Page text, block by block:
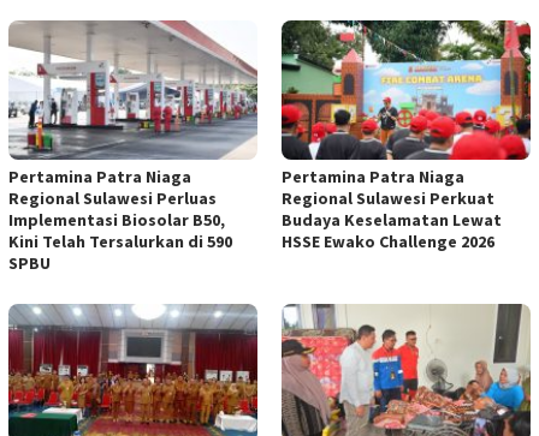
Pertamina Patra Niaga
Regional Sulawesi Perluas
Implementasi Biosolar B50,
Kini Telah Tersalurkan di 590
SPBU
Pertamina Patra Niaga
Regional Sulawesi Perkuat
Budaya Keselamatan Lewat
HSSE Ewako Challenge 2026